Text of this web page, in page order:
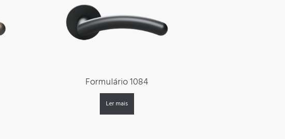
Formulário 1084
Ler mais